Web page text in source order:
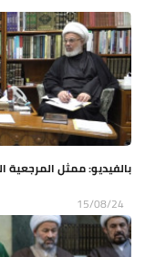
بالفيديو: ممثل المرجعية
15/08/24